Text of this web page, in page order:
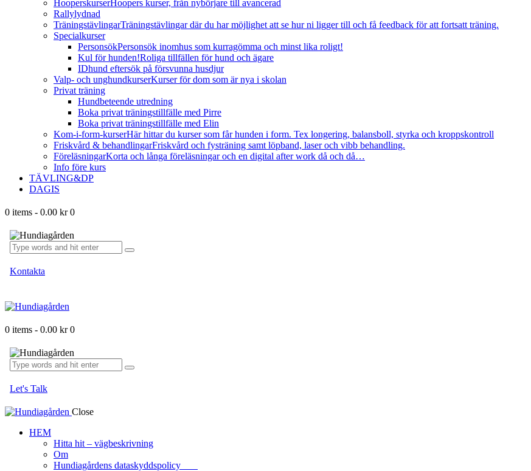
HooperskurserHoopers kurser, från nybörjare till avancerad
Rallylydnad
TräningstävlingarTräningstävlingar där du har möjlighet att se hur ni ligger till och få feedback för att fortsatt träning.
Specialkurser
PersonsökPersonsök inomhus som kurragömma och minst lika roligt!
Kul för hunden!Roliga tillfällen för hund och ägare
IDhund eftersök på försvunna husdjur
Valp- och unghundkurserKurser för dom som är nya i skolan
Privat träning
Hundbeteende utredning
Boka privat träningstillfälle med Pirre
Boka privat träningstillfälle med Elin
Kom-i-form-kurserHär hittar du kurser som får hunden i form. Tex longering, balansboll, styrka och kroppskontroll
Friskvård & behandlingarFriskvård och fysträning samt löpband, laser och vibb behandling.
FöreläsningarKorta och långa föreläsningar och en digital after work då och då…
Info före kurs
TÄVLING&DP
DAGIS
0 items - 0.00 kr 0
Kontakta
0 items - 0.00 kr 0
Let's Talk
Close
HEM
Hitta hit – vägbeskrivning
Om
Hundiagårdens dataskyddspolicy